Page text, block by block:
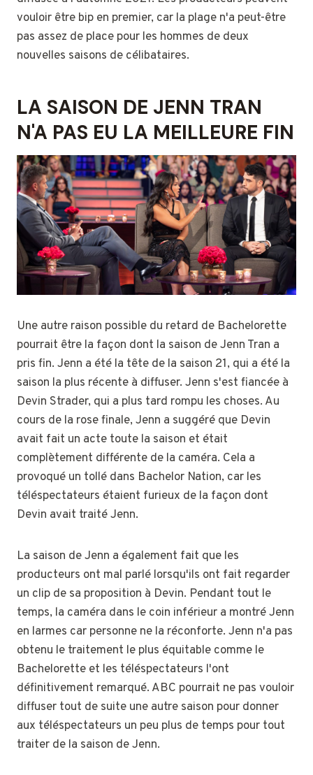
vouloir être bip en premier, car la plage n'a peut-être
pas assez de place pour les hommes de deux
nouvelles saisons de célibataires.
LA SAISON DE JENN TRAN
N'A PAS EU LA MEILLEURE FIN
Une autre raison possible du retard de Bachelorette
pourrait être la façon dont la saison de Jenn Tran a
pris fin. Jenn a été la tête de la saison 21, qui a été la
saison la plus récente à diffuser. Jenn s'est fiancée à
Devin Strader, qui a plus tard rompu les choses. Au
cours de la rose finale, Jenn a suggéré que Devin
avait fait un acte toute la saison et était
complètement différente de la caméra. Cela a
provoqué un tollé dans Bachelor Nation, car les
téléspectateurs étaient furieux de la façon dont
Devin avait traité Jenn.
La saison de Jenn a également fait que les
producteurs ont mal parlé lorsqu'ils ont fait regarder
un clip de sa proposition à Devin. Pendant tout le
temps, la caméra dans le coin inférieur a montré Jenn
en larmes car personne ne la réconforte. Jenn n'a pas
obtenu le traitement le plus équitable comme le
Bachelorette et les téléspectateurs l'ont
définitivement remarqué. ABC pourrait ne pas vouloir
diffuser tout de suite une autre saison pour donner
aux téléspectateurs un peu plus de temps pour tout
traiter de la saison de Jenn.